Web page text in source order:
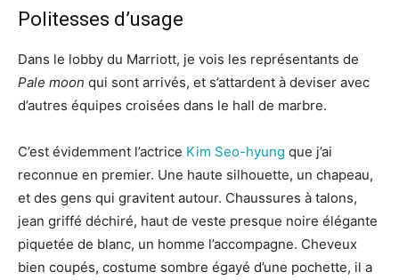
Politesses d’usage
Dans le lobby du Marriott, je vois les représentants de
Pale moon qui sont arrivés, et s’attardent à deviser avec
d’autres équipes croisées dans le hall de marbre.
C’est évidemment l’actrice Kim Seo-hyung que j’ai
reconnue en premier. Une haute silhouette, un chapeau,
et des gens qui gravitent autour. Chaussures à talons,
jean griffé déchiré, haut de veste presque noire élégante
piquetée de blanc, un homme l’accompagne. Cheveux
bien coupés, costume sombre égayé d’une pochette, il a